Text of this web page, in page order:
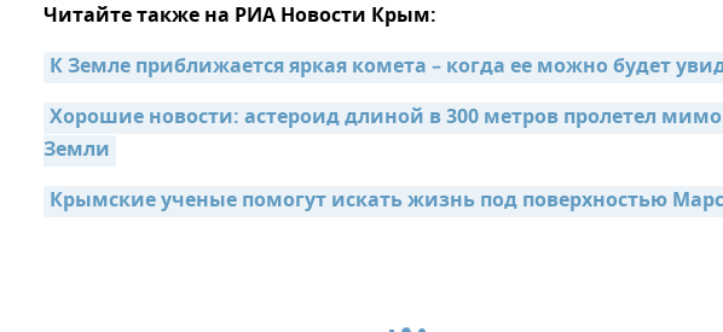
Читайте также на РИА Новости Крым:
К Земле приближается яркая комета – когда ее можно будет
Хорошие новости: астероид длиной в 300 метров пролетел мимо
Земли
Крымские ученые помогут искать жизнь под поверхностью